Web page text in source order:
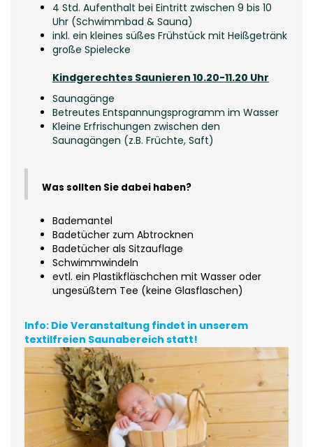
4 Std. Aufenthalt bei Eintritt zwischen 9 bis 10
Uhr (Schwimmbad & Sauna)
inkl. ein kleines süßes Frühstück mit Heißgetränk
große Spielecke
Kindgerechtes Saunieren 10.20-11.20 Uhr
Saunagänge
Betreutes Entspannungsprogramm im Wasser
Kleine Erfrischungen zwischen den
Saunagängen (z.B. Früchte, Saft)
Was sollten Sie dabei haben?
Bademantel
Badetücher zum Abtrocknen
Badetücher als Sitzauflage
Schwimmwindeln
evtl. ein Plastikfläschchen mit Wasser oder
ungesüßtem Tee (keine Glasflaschen)
Info: Die Veranstaltung findet in unserem
textilfreien Saunabereich statt!